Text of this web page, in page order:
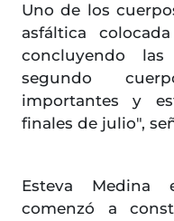
Uno de los
asfáltica
concluyendo
segundo
importantes y
finales de julio",
Esteva
comenzó a